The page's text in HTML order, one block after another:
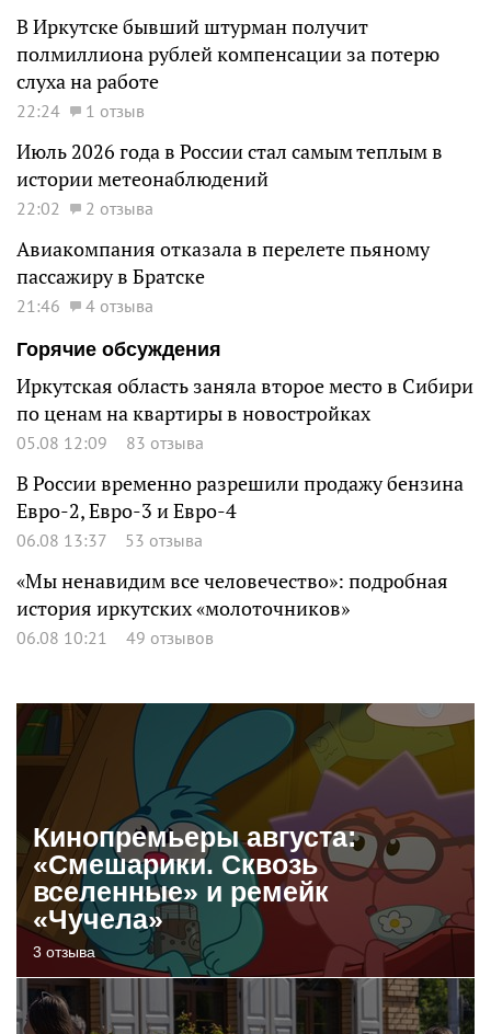
В Иркутске бывший штурман получит
полмиллиона рублей компенсации за потерю
слуха на работе
22:24 1 отзыв
Июль 2026 года в России стал самым теплым в
истории метеонаблюдений
22:02 2 отзыва
Авиакомпания отказала в перелете пьяному
пассажиру в Братске
21:46
4 отзыва
Горячие обсуждения
Иркутская область заняла второе место в Сибири
по ценам на квартиры в новостройках
05.08 12:09 83 отзыва
В России временно разрешили продажу бензина
Евро-2, Евро-3 и Евро-4
06.08 13:37 53 отзыва
«Мы ненавидим все человечество»: подробная
история иркутских «молоточников»
06.08 10:21 49 отзывов
Кинопремьеры августа:
«Смешарики. Сквозь
вселенные» и ремейк
«Чучела»
3 отзыва